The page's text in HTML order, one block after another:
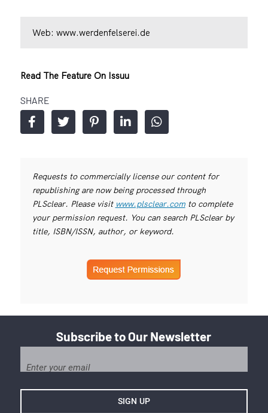
Web: www.werdenfelserei.de
Read The Feature On Issuu
SHARE
Requests to commercially license our content for
republishing are now being processed through
PLSclear. Please visit www.plsclear.comto complete
your permission request. You can search PLSclear by
title, ISBN/ISSN, author, or keyword.
Subscribe to Our Newsletter